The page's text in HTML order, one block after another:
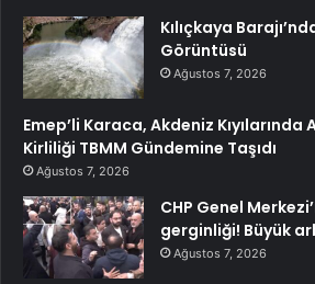
Kılıçkaya
Görüntüsü
Ağustos 7, 2026
Emep’li Karaca, Akdeniz
Kirliliği TBMM Gündemine Taşıdı
Ağustos 7, 2026
CHP Genel
gerginliği! Büyük
Ağustos 7, 2026